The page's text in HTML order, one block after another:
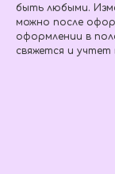
быть любыми.
можно после
оформлении в
свяжется и учтет